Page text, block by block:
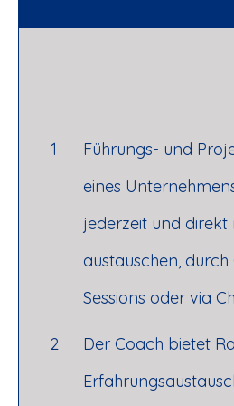
1
Führungs- und
eines
jederzeit und direkt
austauschen,
Sessions oder via
2
Der Coach bietet